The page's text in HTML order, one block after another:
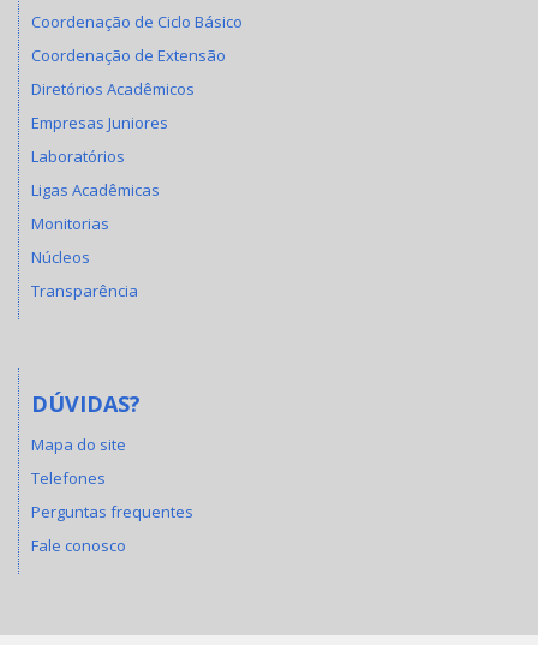
Coordenação de Ciclo Básico
Coordenação de Extensão
Diretórios Acadêmicos
Empresas Juniores
Laboratórios
Ligas Acadêmicas
Monitorias
Núcleos
Transparência
DÚVIDAS?
Mapa do site
Telefones
Perguntas frequentes
Fale conosco